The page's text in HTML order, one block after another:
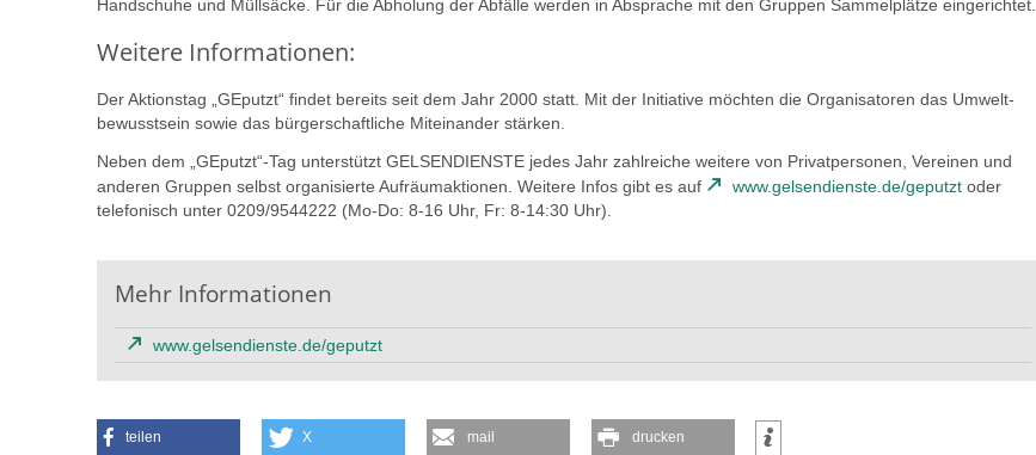
Handschuhe und Müllsäcke. Für die Abholung der Abfälle werden in Absprache mit den Gruppen Sammelplätze eingerichtet.
Weitere Informationen:
Der Aktionstag „GEputzt“ findet bereits seit dem Jahr 2000 statt. Mit der Initiative möchten die Organisatoren das Umwelt-
bewusstsein sowie das bürgerschaftliche Miteinander stärken.
Neben dem „GEputzt“-Tag unterstützt GELSENDIENSTE jedes Jahr zahlreiche weitere von Privatpersonen, Vereinen und
anderen Gruppen selbst organisierte Aufräumaktionen. Weitere Infos gibt es auf
www.gelsendienste.de/geputztoder
telefonisch unter 0209/9544222 (Mo-Do: 8-16 Uhr, Fr: 8-14:30 Uhr).
Mehr Informationen
www.gelsendienste.de/geputzt
teilen X mail drucken